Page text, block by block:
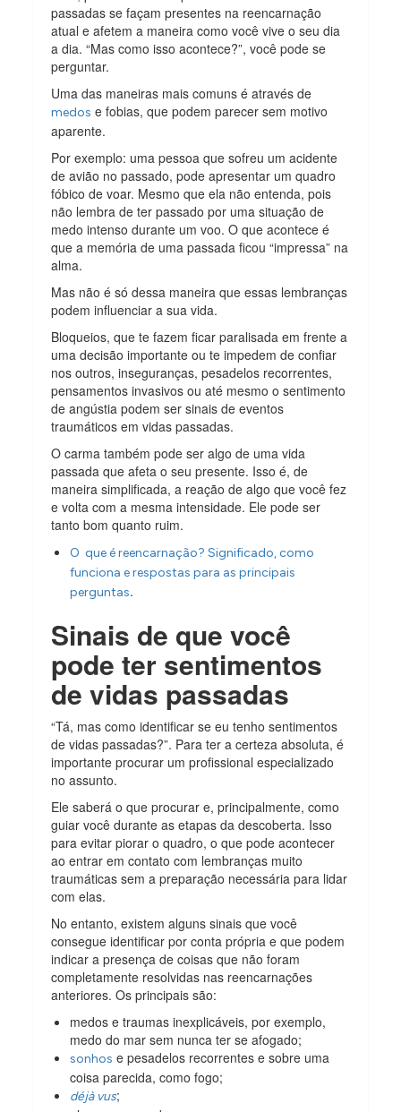
passadas se façam presentes na reencarnação
atual e afetem a maneira como você vive o seu dia
a dia. “Mas como isso acontece?”, você pode se
perguntar.
Uma das maneiras mais comuns é através de
medos e fobias, que podem parecer sem motivo
aparente.
Por exemplo: uma pessoa que sofreu um acidente
de avião no passado, pode apresentar um quadro
fóbico de voar. Mesmo que ela não entenda, pois
não lembra de ter passado por uma situação de
medo intenso durante um voo. O que acontece é
que a memória de uma passada ficou “impressa” na
alma.
Mas não é só dessa maneira que essas lembranças
podem influenciar a sua vida.
Bloqueios, que te fazem ficar paralisada em frente a
uma decisão importante ou te impedem de confiar
nos outros, inseguranças, pesadelos recorrentes,
pensamentos invasivos ou até mesmo o sentimento
de angústia podem ser sinais de eventos
traumáticos em vidas passadas.
O carma também pode ser algo de uma vida
passada que afeta o seu presente. Isso é, de
maneira simplificada, a reação de algo que você fez
e volta com a mesma intensidade. Ele pode ser
tanto bom quanto ruim.
O que é reencarnação? Significado, como
funciona e respostas para as principais
perguntas.
Sinais de que você
pode ter sentimentos
de vidas passadas
“Tá, mas como identificar se eu tenho sentimentos
de vidas passadas?”. Para ter a certeza absoluta, é
importante procurar um profissional especializado
no assunto.
Ele saberá o que procurar e, principalmente, como
guiar você durante as etapas da descoberta. Isso
para evitar piorar o quadro, o que pode acontecer
ao entrar em contato com lembranças muito
traumáticas sem a preparação necessária para lidar
com elas.
No entanto, existem alguns sinais que você
consegue identificar por conta própria e que podem
indicar a presença de coisas que não foram
completamente resolvidas nas reencarnações
anteriores. Os principais são:
medos e traumas inexplicáveis, por exemplo,
medo do mar sem nunca ter se afogado;
sonhos e pesadelos recorrentes e sobre uma
coisa parecida, como fogo;
déjà vus;